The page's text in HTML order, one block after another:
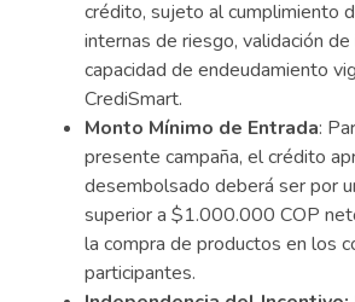
crédito, sujeto al cumplimiento
internas de riesgo, validación
capacidad de endeudamiento
CrediSmart.
Monto Mínimo de Entrada:
presente campaña, el crédito
desembolsado deberá ser por
superior a $1.000.000 COP
la compra de productos en los
participantes.